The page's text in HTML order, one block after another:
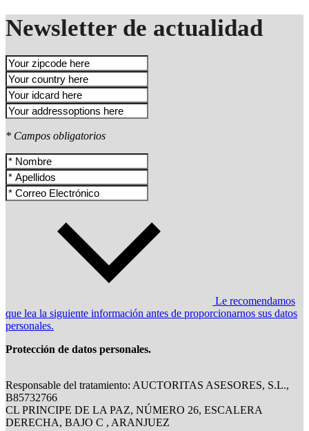
Newsletter de actualidad
* Campos obligatorios
Le recomendamos
que lea la siguiente información antes de proporcionarnos sus datos
personales.
Protección de datos personales.
Responsable del tratamiento: AUCTORITAS ASESORES, S.L.,
B85732766
CL PRINCIPE DE LA PAZ, NÚMERO 26, ESCALERA
DERECHA, BAJO C , ARANJUEZ